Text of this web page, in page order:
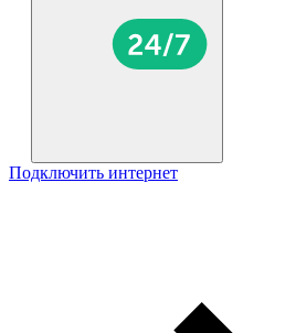
Подключить интернет